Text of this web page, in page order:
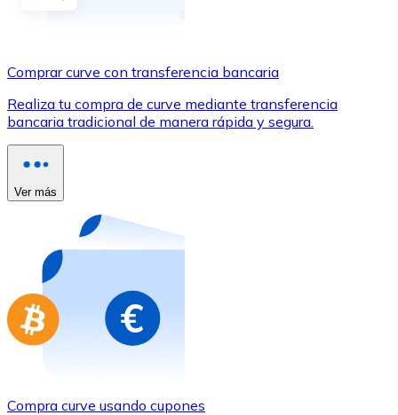
Utiliza tarjetas Visa y Mastercard para comprar
Comprar con tarjeta
Compra tarjetas regalo de tus marcas favoritas con
Ir a la tienda de tarjetas regalo
Comprar curve con transferencia bancaria
Realiza tu compra de curve mediante transferencia
bancaria tradicional de manera rápida y segura.
Ver más
Compra curve usando cupones